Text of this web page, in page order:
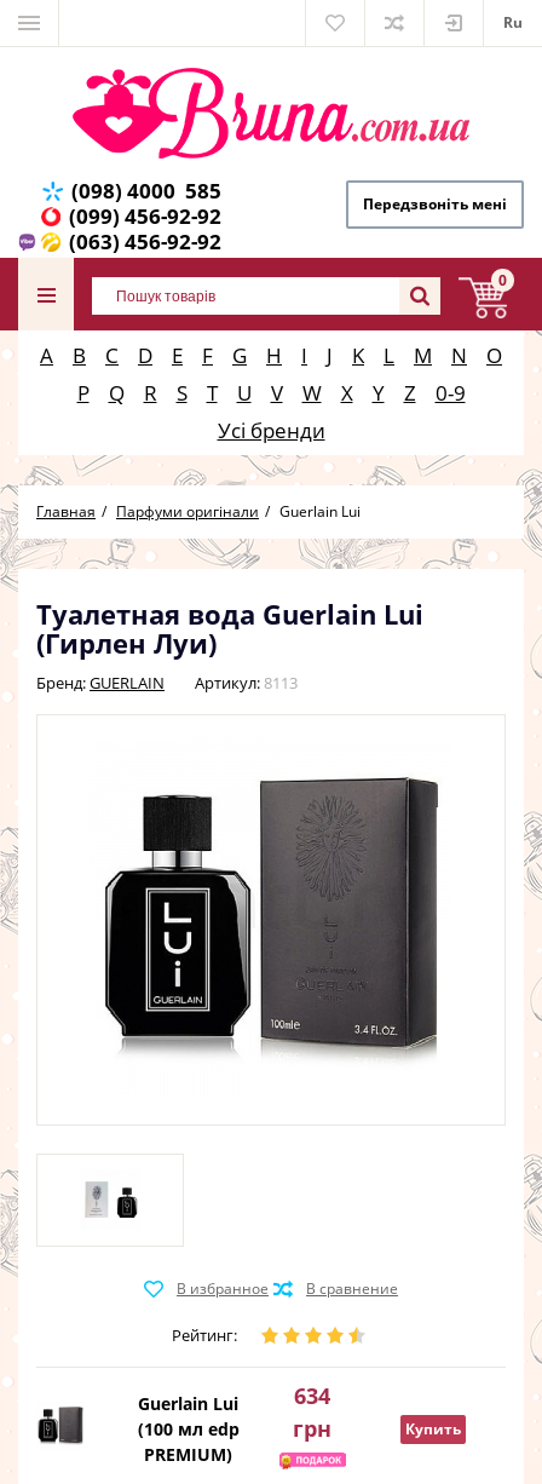
Ru
(098) 4000 585
(099) 456-92-92
(063) 456-92-92
Передзвоніть мені
0
A B C D E F G H I J K L M N
O
P
Q R S T U V W X Y Z
0-9
Усі бренди
Главная Парфуми оригінали Guerlain Lui
Туалетная вода Guerlain Lui
(Гирлен Луи)
Бренд:GUERLAIN Артикул:8113
Рейтинг:
Guerlain Lui
(100 мл edp
PREMIUM)
634
грн
Купить